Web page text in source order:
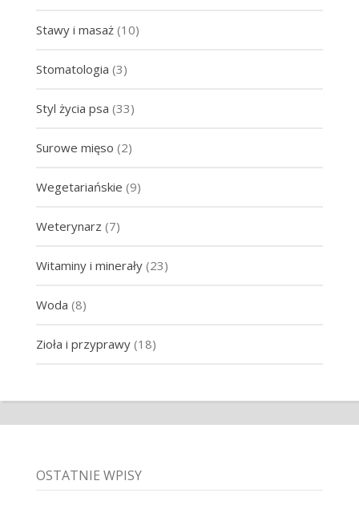
Stawy i masaż(10)
Stomatologia (3)
Styl życia psa (33)
Surowe mięso (2)
Wegetariańskie (9)
Weterynarz (7)
Witaminy i minerały(23)
Woda (8)
Zioła i przyprawy(18)
OSTATNIE WPISY